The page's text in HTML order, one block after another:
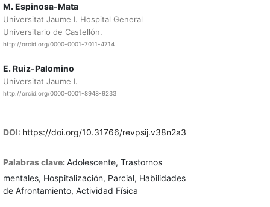
M. Espinosa-Mata
Universitat Jaume I. Hospital General
Universitario de Castellón.
http://orcid.org/0000-0001-7011-4714
E. Ruiz-Palomino
Universitat Jaume I.
http://orcid.org/0000-0001-8948-9233
DOI: https://doi.org/10.31766/revpsij.v38n2a3
Palabras clave: Adolescente, Trastornos
mentales, Hospitalización, Parcial, Habilidades
de Afrontamiento, Actividad Física